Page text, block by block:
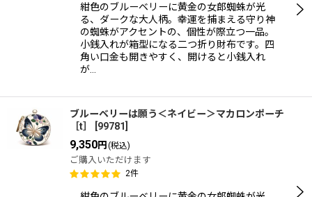
紺色のブルーベリーに黄金の女郎蜘蛛が光
る、ダークな大人柄。幸運を捕まえる守り神
の蜘蛛がアクセントの、個性が際立つ一品。
小銭入れが箱型になる二つ折り財布です。四
角い口金も開きやすく、開けると小銭入れ
が…
ブルーベリーは願う＜ネイビー＞マカロンポーチ
［t］
99781
9,350円 (税込)
ご購入いただけます
2件